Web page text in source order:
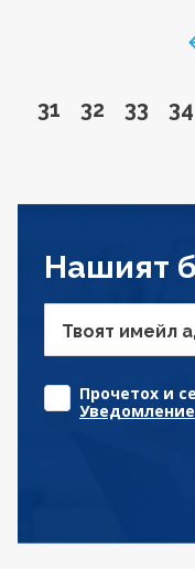
Go to page
31 Go to page
32 Go to
33 34
Нашият
Твоят имейл
Прочетох и